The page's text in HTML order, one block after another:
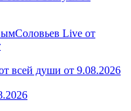
Соловьев Live от
всей души от 9.08.2026